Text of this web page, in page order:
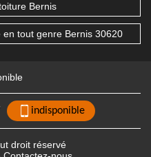
Bernis
tout genre Bernis 30620
indisponible
droit réservé